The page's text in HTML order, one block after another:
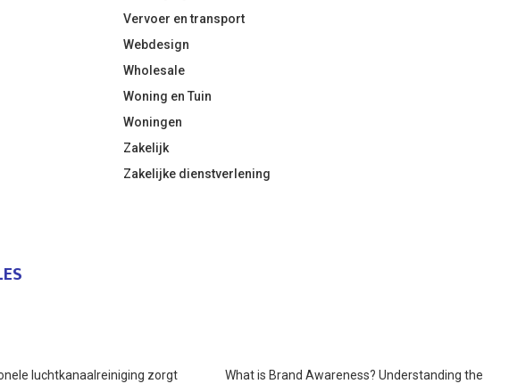
Vervoer en transport
Webdesign
Wholesale
Woning en Tuin
Woningen
Zakelijk
Zakelijke dienstverlening
luchtkanaalreiniging zorgt
What is Brand Awareness? Understanding the